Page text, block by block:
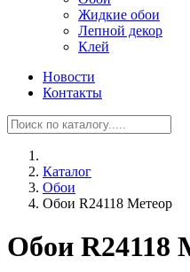
Жидкие обои
Лепной декор
Клей
Новости
Контакты
Каталог
Обои
Обои R24118 Метеор
Обои R24118